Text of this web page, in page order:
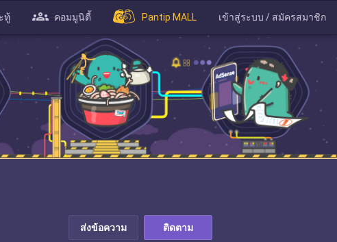
ทู้ คอมมูนิตี้ Pantip MALL เข้าสู่ระบบ / สมัครสมาชิก
ส่งข้อความ ติดตาม